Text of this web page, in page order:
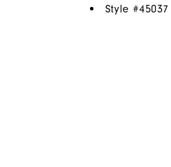
Style #45037